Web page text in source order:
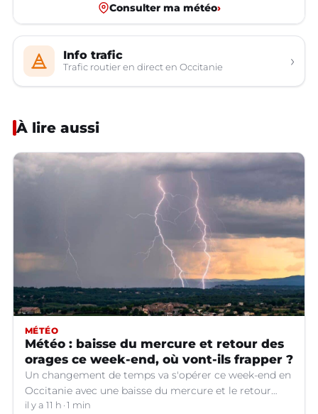
Consulter ma météo›
Info trafic
Trafic routier en direct en Occitanie ›
À lire aussi
MÉTÉO
Météo : baisse du mercure et retour des
orages ce week-end, où vont-ils frapper ?
Un changement de temps va s'opérer ce week-end en
Occitanie avec une baisse du mercure et le retour
d'orages dans certains départements.
il y a 11 h 1 min